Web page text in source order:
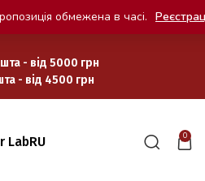
- від 5000 грн
- від 4500 грн
LabRU 0
обмежена в часі.